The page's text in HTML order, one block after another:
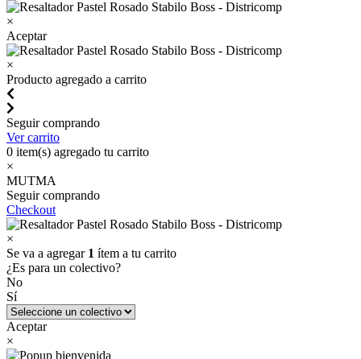
×
Aceptar
×
Producto agregado a carrito
Seguir comprando
Ver carrito
0 item(s) agregado tu carrito
×
MUTMA
Seguir comprando
Checkout
×
Se va a agregar 1 ítem a tu carrito
¿Es para un colectivo?
No
Sí
Aceptar
×